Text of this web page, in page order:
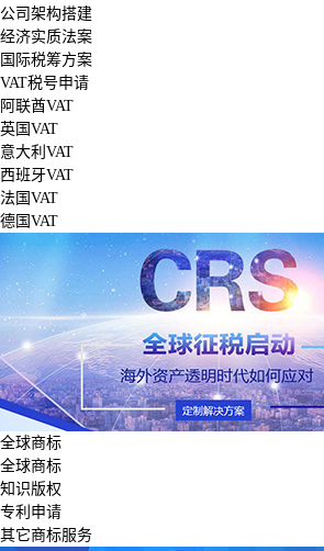
公司架构搭建
经济实质法案
国际税筹方案
VAT税号申请
阿联酋VAT
英国VAT
意大利VAT
西班牙VAT
法国VAT
德国VAT
全球商标
全球商标
知识版权
专利申请
其它商标服务